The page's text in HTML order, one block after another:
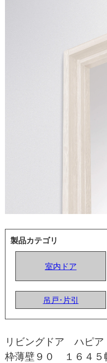
製品カテゴリ
室内ドア
吊戸･片引
リビングドア ハピ
枠薄壁９０ １６４